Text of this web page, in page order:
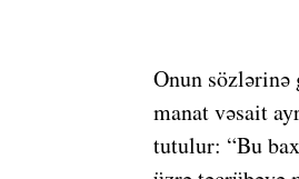
Onun sözlərinə
manat vəsait
tutulur: “Bu